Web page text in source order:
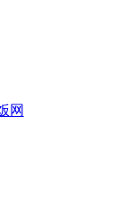
网